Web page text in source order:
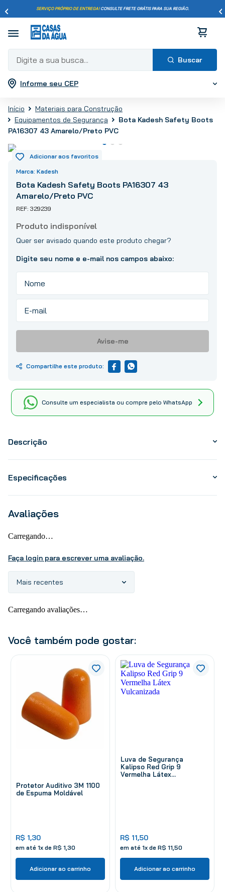
SERVIÇO PRÓPRIO DE ENTREGA!CONSULTE FRETE GRÁTIS PARA SUA REGIÃO.
Digite a sua busca...
Informe seu CEP
Materiais para Construção
Equipamentos de Segurança
Bota Kadesh Safety Boots
PA16307 43 Amarelo/Preto PVC
Kadesh
Bota Kadesh Safety Boots PA16307 43
Amarelo/Preto PVC
329239
Avise-me
Consulte um especialista ou compre pelo WhatsApp
Descrição
Especificações
Avaliações
Carregando…
Faça login para escrever uma avaliação.
Mais recentes
Carregando avaliações…
Você também pode gostar:
Protetor Auditivo 3M 1100
de Espuma Moldável
R$ 1,30
em até 1x de R$ 1 30
Adicionar ao carrinho
Luva de Segurança
Kalipso Red Grip 9
Vermelha Látex
R$ 11,50
em até 1x de R$ 11 50
Adicionar ao carrinho
Termos mais buscados
º
porcelanato
3º
piso
5
º
vaso sanitário
6º
torneira
7º
cimento
8º
chuveiro
10º tinta